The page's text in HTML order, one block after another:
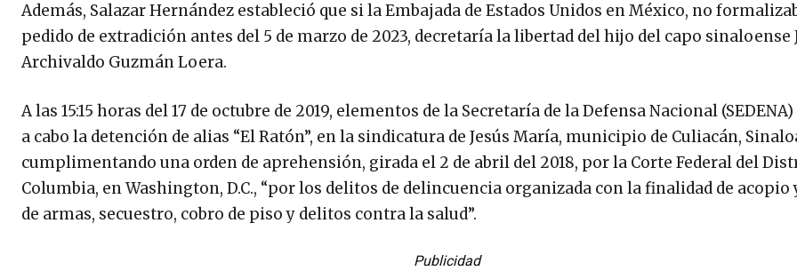
Además, Salazar Hernández estableció que si la Embajada de Estados Unidos en México, no
pedido de extradición antes del 5 de marzo de 2023, decretaría la libertad del hijo del capo sinaloense
Archivaldo Guzmán Loera.
A las 15:15 horas del 17 de octubre de 2019, elementos de la Secretaría de la Defensa Nacional
a cabo la detención de alias “El Ratón”, en la sindicatura de Jesús María, municipio de Culiacán,
cumplimentando una orden de aprehensión, girada el 2 de abril del 2018, por la Corte Federal del
Columbia, en Washington, D.C., “por los delitos de delincuencia organizada con la finalidad de acopio
de armas, secuestro, cobro de piso y delitos contra la salud”.
Publicidad